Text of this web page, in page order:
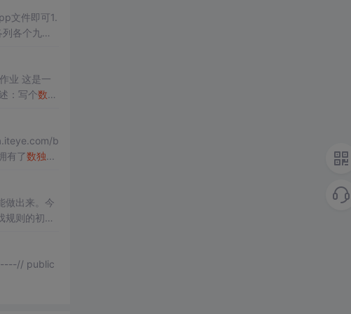
文件即可1.
各个九宫
业 这是一
：写个数独
b
mouselearnjava.iteye.com/blog/1941693[/url] 拥有了数独
做出来。今
规则的初始